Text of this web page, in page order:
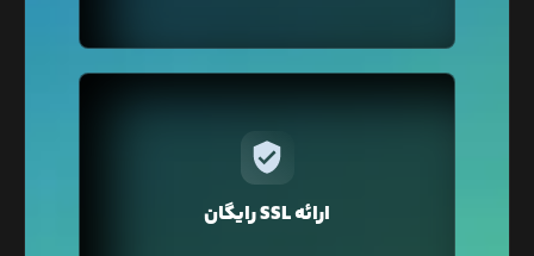
ارائه SSL رایگان
در لیارا برای دامنه‌ی‌ اختصاصی‌تان فقط با یک کلیک
می‌توانید گواهی SSL را تهیه کنید. نگران تمدید هم
شما تمدید می‌کند.